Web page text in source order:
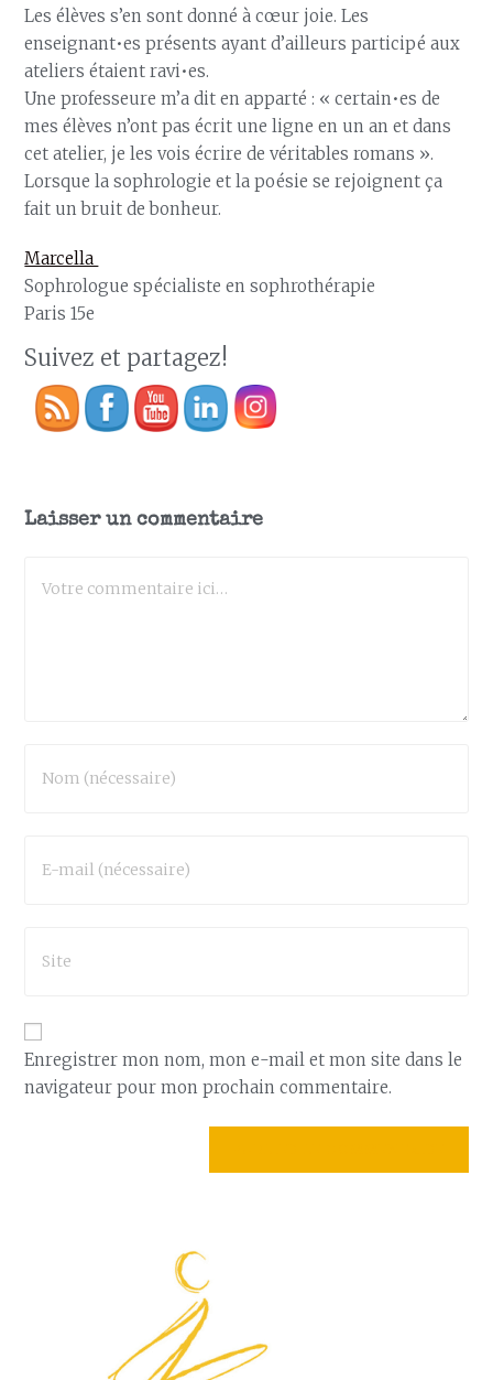
Les élèves s’en sont donné à cœur joie. Les
enseignant•es présents ayant d’ailleurs participé aux
ateliers étaient ravi•es.
Une professeure m’a dit en apparté : « certain•es de
mes élèves n’ont pas écrit une ligne en un an et dans
cet atelier, je les vois écrire de véritables romans ».
Lorsque la sophrologie et la poésie se rejoignent ça
fait un bruit de bonheur.
Marcella
Sophrologue spécialiste en sophrothérapie
Paris 15e
Suivez et partagez!
Laisser un commentaire
Enregistrer mon nom, mon e-mail et mon site dans le
navigateur pour mon prochain commentaire.